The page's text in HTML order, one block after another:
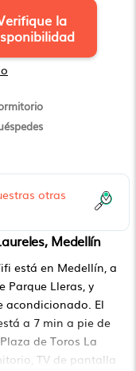
la
otras
Medellín
está en Medellín, a
Parque Lleras, y
acondicionado. El
a 7 min a pie de
de Toros La
TV de pantalla